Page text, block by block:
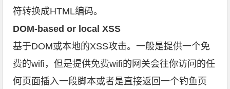
符转换成HTML编码。
DOM-based or local XSS
基于DOM或本地的XSS攻击。一般是提供一个免
费的wifi，但是提供免费wifi的网关会往你访问的任
何页面插入一段脚本或者是直接返回一个钓鱼页